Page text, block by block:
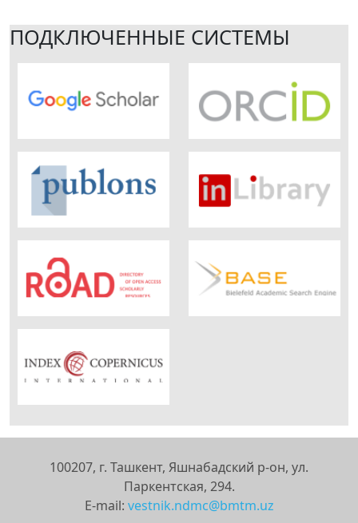
ПОДКЛЮЧЕННЫЕ СИСТЕМЫ
100207, г. Ташкент, Яшнабадский р-он, ул.
Паркентская, 294.
E-mail: vestnik.ndmc@bmtm.uz